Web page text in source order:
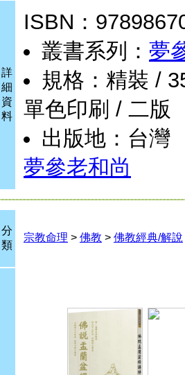
詳
細
資
料
ISBN：
叢書系列： 夢
規格：精裝 /
單色印刷 / 二版
出版地：台灣
夢參老和尚
分
類
宗教命理 > 佛教 > 佛教經典/解說